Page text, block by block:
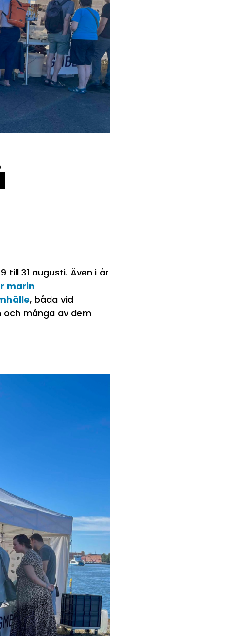
till 31 augusti. Även i år
marin
, båda vid
och många av dem